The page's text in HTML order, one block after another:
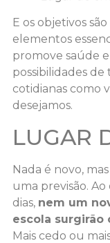
E os objetivos são
elementos
promove saúde e
possibilidades
cotidianas como
desejamos.
LUGAR
Nada é novo,
uma previsão.
dias, nem um
escola surgirão
Mais cedo ou